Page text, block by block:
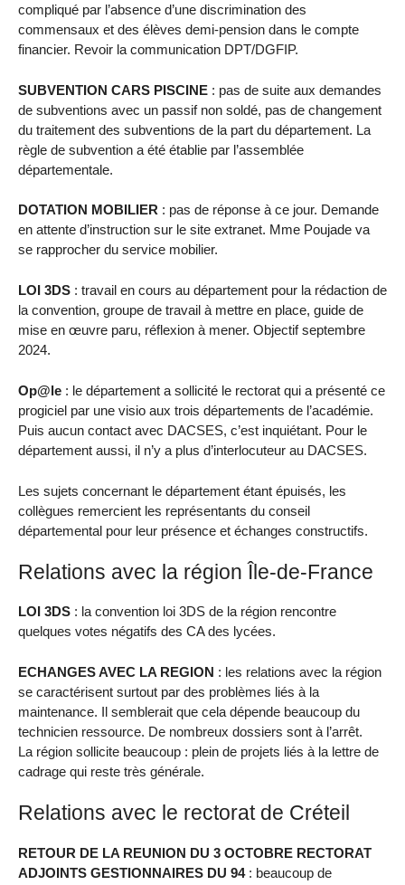
compliqué par l’absence d’une discrimination des
commensaux et des élèves demi-pension dans le compte
financier. Revoir la communication DPT/DGFIP.
SUBVENTION CARS PISCINE : pas de suite aux demandes
de subventions avec un passif non soldé, pas de changement
du traitement des subventions de la part du département. La
règle de subvention a été établie par l’assemblée
départementale.
DOTATION MOBILIER : pas de réponse à ce jour. Demande
en attente d’instruction sur le site extranet. Mme Poujade va
se rapprocher du service mobilier.
LOI 3DS : travail en cours au département pour la rédaction de
la convention, groupe de travail à mettre en place, guide de
mise en œuvre paru, réflexion à mener. Objectif septembre
2024.
Op@le : le département a sollicité le rectorat qui a présenté ce
progiciel par une visio aux trois départements de l’académie.
Puis aucun contact avec DACSES, c’est inquiétant. Pour le
département aussi, il n’y a plus d’interlocuteur au DACSES.
Les sujets concernant le département étant épuisés, les
collègues remercient les représentants du conseil
départemental pour leur présence et échanges constructifs.
Relations avec la région Île-de-France
LOI 3DS : la convention loi 3DS de la région rencontre
quelques votes négatifs des CA des lycées.
ECHANGES AVEC LA REGION : les relations avec la région
se caractérisent surtout par des problèmes liés à la
maintenance. Il semblerait que cela dépende beaucoup du
technicien ressource. De nombreux dossiers sont à l’arrêt.
La région sollicite beaucoup : plein de projets liés à la lettre de
cadrage qui reste très générale.
Relations avec le rectorat de Créteil
RETOUR DE LA REUNION DU 3 OCTOBRE RECTORAT
ADJOINTS GESTIONNAIRES DU 94: beaucoup de